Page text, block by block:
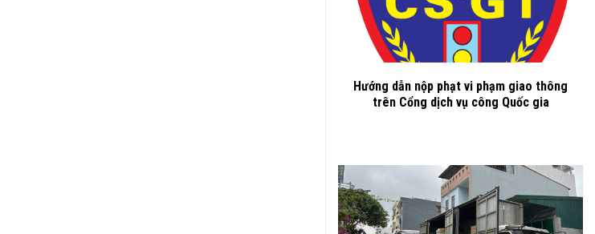
Hướng dẫn nộp phạt vi phạm giao thông
trên Cổng dịch vụ công Quốc gia